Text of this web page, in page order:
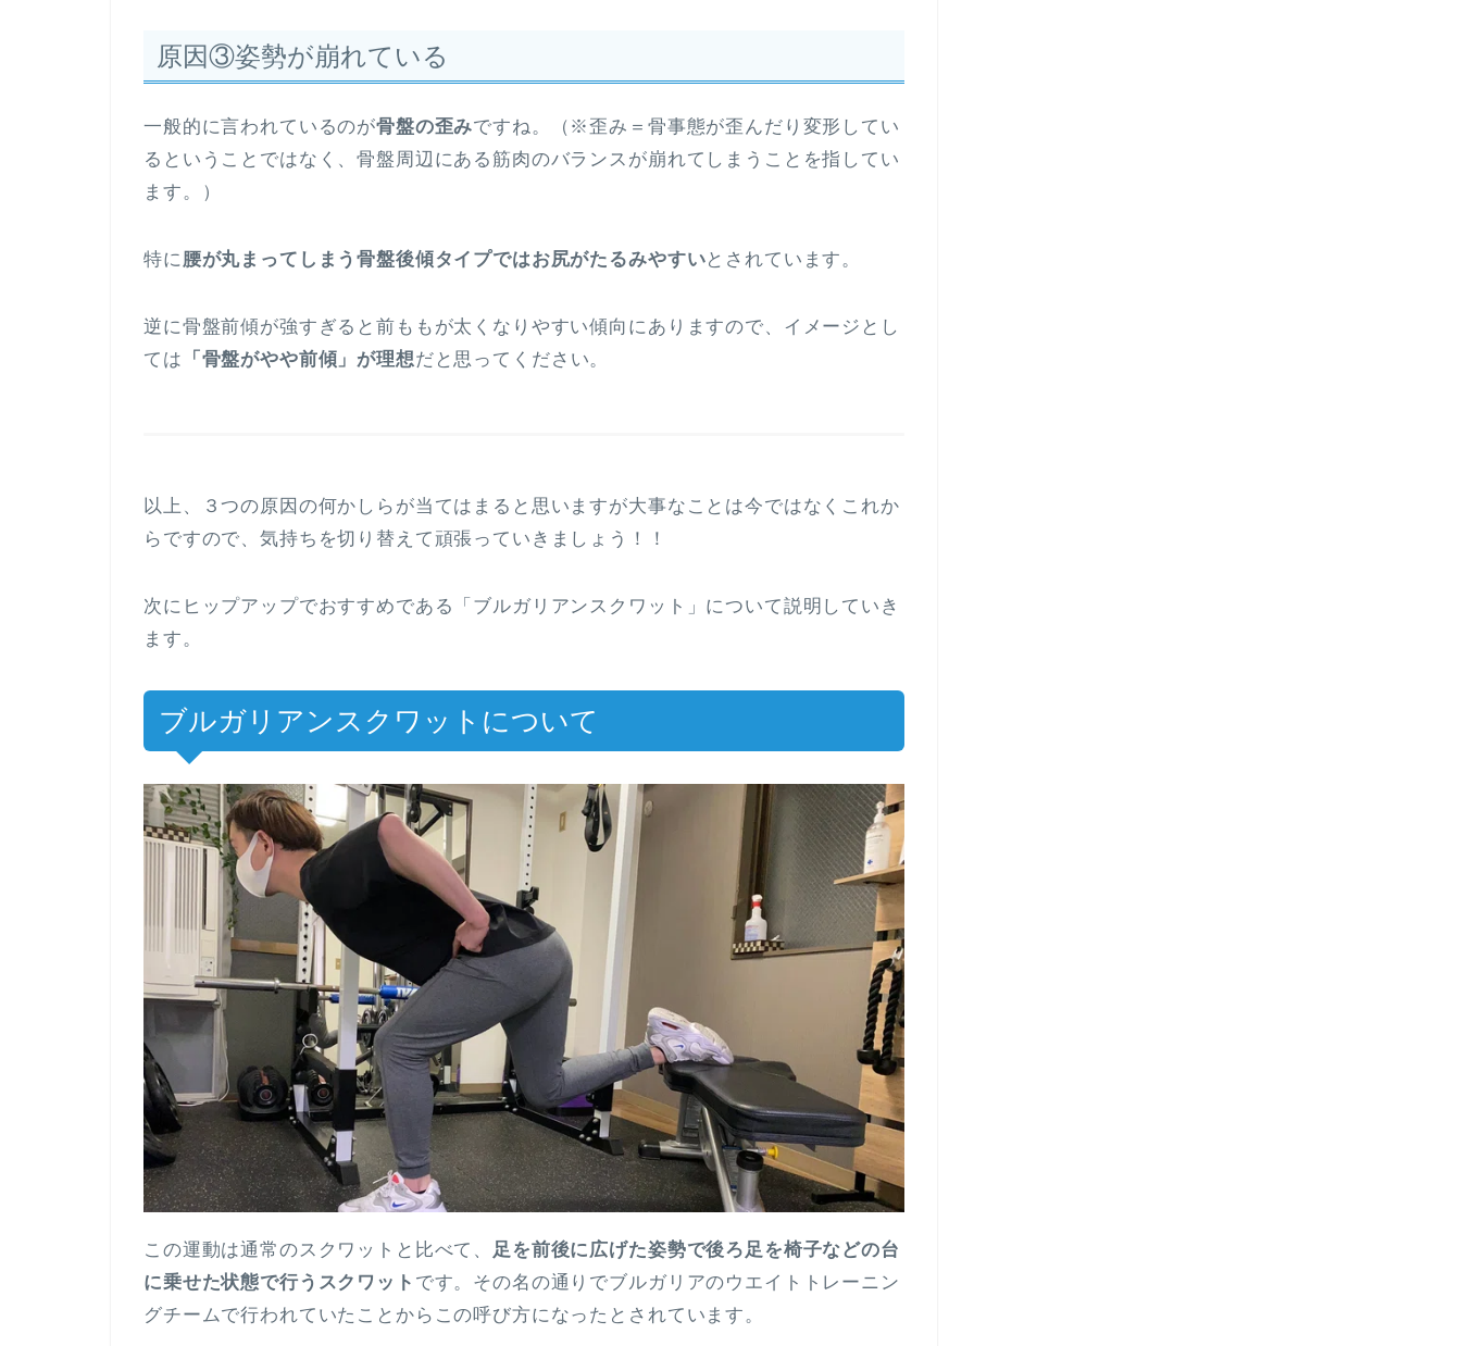
原因③姿勢が崩れている
一般的に言われているのが骨盤の歪みですね。（※歪み＝骨事態が歪んだり変形してい
るということではなく、骨盤周辺にある筋肉のバランスが崩れてしまうことを指してい
ます。）
特に腰が丸まってしまう骨盤後傾タイプではお尻がたるみやすいとされています。
逆に骨盤前傾が強すぎると前ももが太くなりやすい傾向にありますので、イメージとし
ては 「骨盤がやや前傾」が理想だと思ってください。
以上、３つの原因の何かしらが当てはまると思いますが大事なことは今ではなくこれか
らですので、気持ちを切り替えて頑張っていきましょう！！
次にヒップアップでおすすめである「ブルガリアンスクワット」について説明していき
ます。
ブルガリアンスクワットについて
この運動は通常のスクワットと比べて、 足を前後に広げた姿勢で後ろ足を椅子などの台
に乗せた状態で行うスクワット です。その名の通りでブルガリアのウエイトトレーニン
グチームで行われていたことからこの呼び方になったとされています。